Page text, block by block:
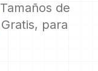
de
para